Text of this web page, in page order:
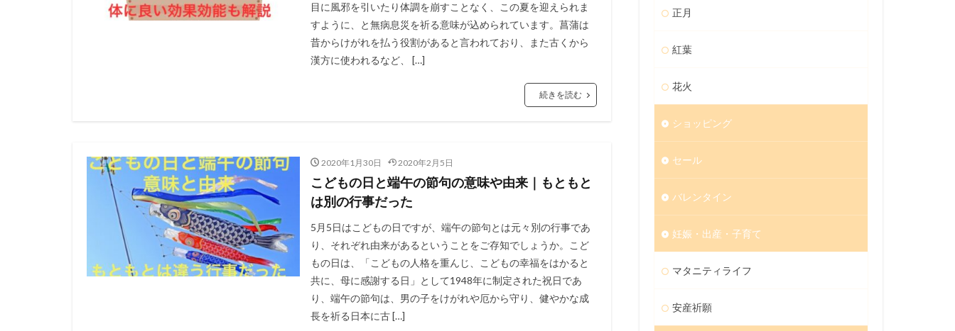
目に風邪を引いたり体調を崩すことなく、この夏を迎えられま
すように、と無病息災を祈る意味が込められています。菖蒲は
昔からけがれを払う役割があると言われており、また古くから
漢方に使われるなど、 […]
続きを読む
2020年1月30日 2020年2月5日
こどもの日と端午の節句の意味や由来｜もともと
は別の行事だった
5月5日はこどもの日ですが、端午の節句とは元々別の行事であ
り、それぞれ由来があるということをご存知でしょうか。こど
もの日は、「こどもの人格を重んじ、こどもの幸福をはかると
共に、母に感謝する日」として1948年に制定された祝日であ
り、端午の節句は、男の子をけがれや厄から守り、健やかな成
長を祈る日本に古 […]
正月
紅葉
花火
ショッピング
セール
バレンタイン
妊娠・出産・子育て
マタニティライフ
安産祈願